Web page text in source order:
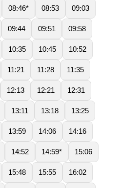
08:46* 08:53 09:03
09:44 09:51 09:58
10:35 10:45 10:52
11:21 11:28 11:35
12:13 12:21 12:31
13:11 13:18 13:25
13:59 14:06 14:16
14:52 14:59* 15:06
15:48 15:55 16:02